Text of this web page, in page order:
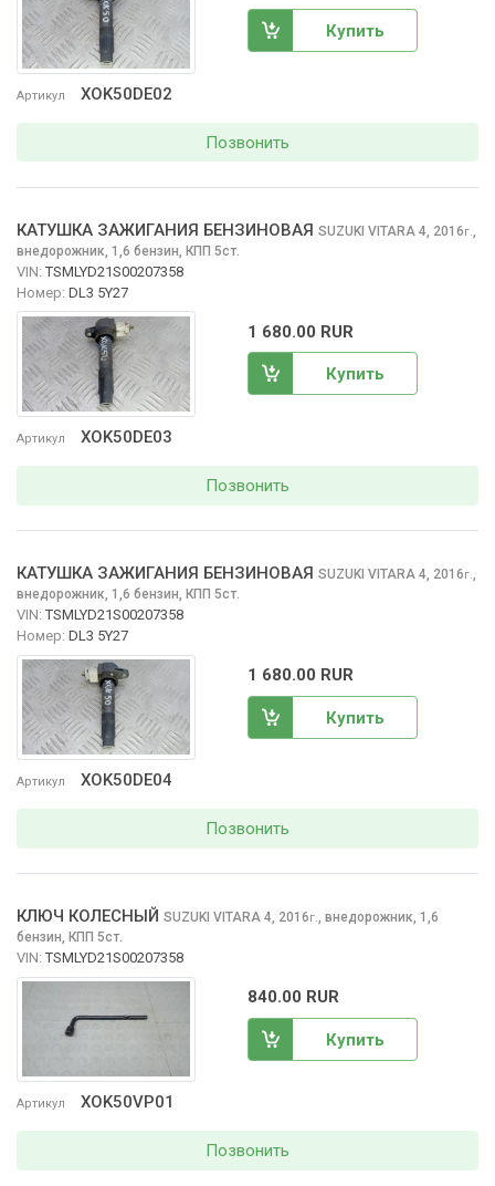
Артикул XOK50DE02
Купить
Позвонить
Артикул XOK50DE03
КАТУШКА ЗАЖИГАНИЯ БЕНЗИНОВАЯ SUZUKI VITARA 4, 2016г.,
внедорожник, 1,6 бензин, КПП 5ст.
VIN: TSMLYD21S00207358
Номер: DL3 5Y27
1 680.00 RUR
Купить
Позвонить
Артикул XOK50DE04
КАТУШКА ЗАЖИГАНИЯ БЕНЗИНОВАЯ SUZUKI VITARA 4, 2016г.,
внедорожник, 1,6 бензин, КПП 5ст.
VIN: TSMLYD21S00207358
Номер: DL3 5Y27
1 680.00 RUR
Купить
Позвонить
Артикул XOK50VP01
КЛЮЧ КОЛЕСНЫЙ SUZUKI VITARA 4, 2016г., внедорожник, 1,6
бензин, КПП 5ст.
VIN: TSMLYD21S00207358
840.00 RUR
Купить
Позвонить